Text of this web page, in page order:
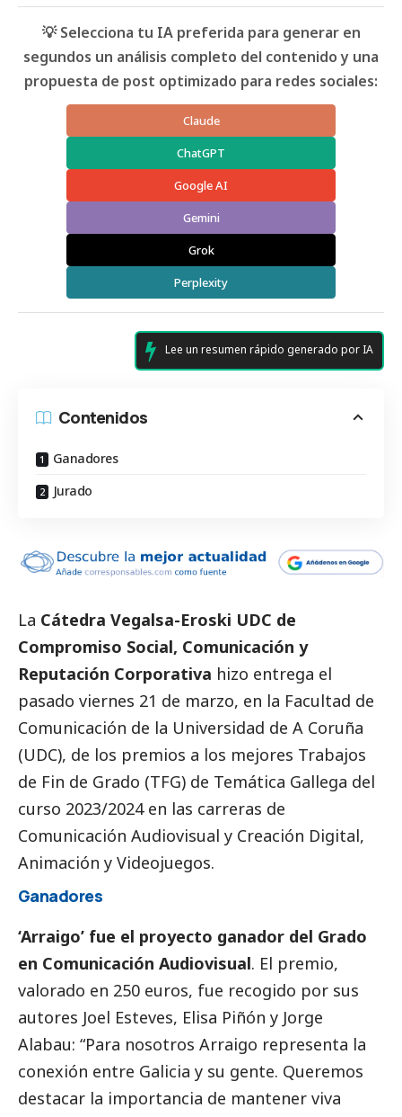
💡 Selecciona tu IA preferida para generar en
segundos un análisis completo del contenido y una
propuesta de post optimizado para redes sociales:
Claude
ChatGPT
Google AI
Gemini
Grok
Perplexity
Lee un resumen rápido generado por IA
Contenidos
Ganadores
Jurado
La Cátedra Vegalsa-Eroski UDC de
Compromiso Social, Comunicación y
Reputación Corporativa hizo entrega el
pasado viernes 21 de marzo, en la Facultad de
Comunicación de la Universidad de A Coruña
(UDC), de los premios a los mejores Trabajos
de Fin de Grado (TFG) de Temática Gallega del
curso 2023/2024 en las carreras de
Comunicación Audiovisual y Creación Digital,
Animación y Videojuegos.
Ganadores
‘Arraigo’ fue el proyecto ganador del Grado
en Comunicación Audiovisual. El premio,
valorado en 250 euros, fue recogido por sus
autores Joel Esteves, Elisa Piñón y Jorge
Alabau: “Para nosotros Arraigo representa la
conexión entre Galicia y su gente. Queremos
destacar la importancia de mantener viva